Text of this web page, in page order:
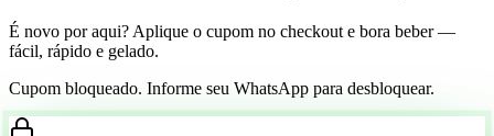
É novo por aqui? Aplique o cupom no checkout e bora beber —
fácil, rápido e gelado.
Cupom bloqueado. Informe seu WhatsApp para desbloquear.